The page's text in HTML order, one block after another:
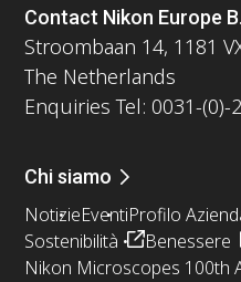
Contact Nikon Europe
Stroombaan 14, 1181
The Netherlands
Enquiries Tel: 0031-(0)-
Chi siamo
NotizieEventiProfilo
Sostenibilità
Benessere
Nikon Microscopes 100th